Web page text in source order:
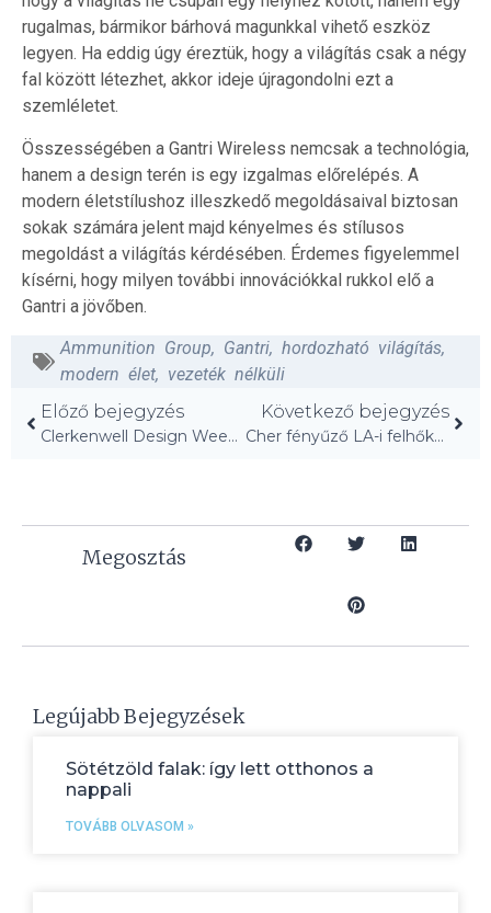
rugalmas, bármikor bárhová magunkkal vihető eszköz
legyen. Ha eddig úgy éreztük, hogy a világítás csak a négy
fal között létezhet, akkor ideje újragondolni ezt a
szemléletet.
Összességében a Gantri Wireless nemcsak a technológia,
hanem a design terén is egy izgalmas előrelépés. A
modern életstílushoz illeszkedő megoldásaival biztosan
sokak számára jelent majd kényelmes és stílusos
megoldást a világítás kérdésében. Érdemes figyelemmel
kísérni, hogy milyen további innovációkkal rukkol elő a
Gantri a jövőben.
Ammunition Group, Gantri, hordozható világítás,
modern élet, vezeték nélküli
Előző bejegyzés
Clerkenwell Design Week 2026: Fedezd fel a 2. napot!
Következő bejegyzés
Cher fényűző LA-i felhőkarcolója újra felfedezve!
Megosztás
Legújabb Bejegyzések
Sötétzöld falak: így lett otthonos a
nappali
TOVÁBB OLVASOM »